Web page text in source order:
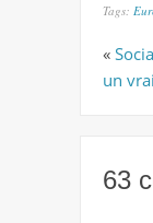
Tags:
«
un
63